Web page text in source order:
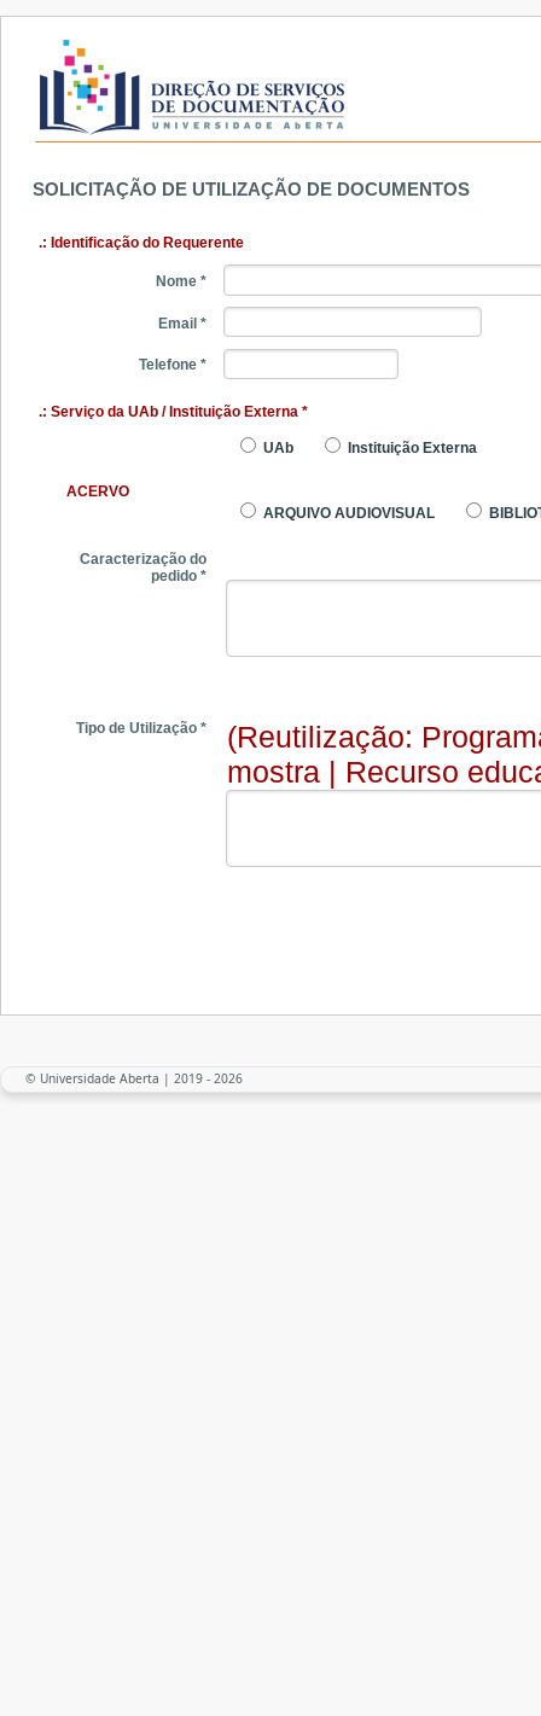
SOLICITAÇÃO DE UTILIZAÇÃO DE DOCUMENTOS
.: Identificação do Requerente
Nome *
Email *
Telefone *
.: Serviço da UAb / Instituição Externa *
UAb Instituição Externa
ACERVO
ARQUIVO AUDIOVISUAL
Caracterização do
pedido *
Tipo de Utilização *
(Reutilização:
mostra | Recurso
© Universidade Aberta | 2019 - 2026